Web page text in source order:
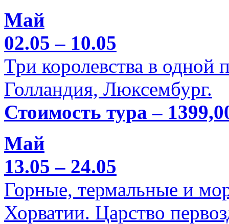
Май
02.05 – 10.05
Три королевства в одной
Голландия, Люксембург.
Стоимость тура –
Май
13.05 – 24.05
Горные, термальные и
Хорватии. Царство